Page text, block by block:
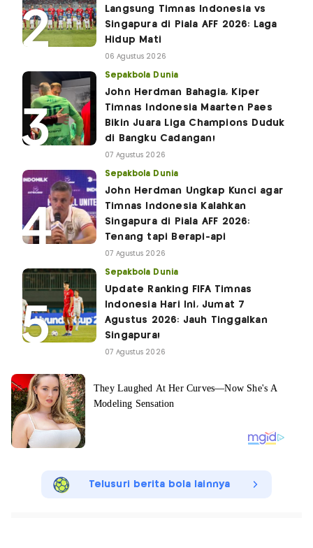
Langsung Timnas Indonesia vs
Singapura di Piala AFF 2026: Laga
Hidup Mati
06 Agustus 2026
Sepakbola Dunia
John Herdman Bahagia, Kiper
Timnas Indonesia Maarten Paes
Bikin Juara Liga Champions Duduk
di Bangku Cadangan!
07 Agustus 2026
Sepakbola Dunia
John Herdman Ungkap Kunci agar
Timnas Indonesia Kalahkan
Singapura di Piala AFF 2026:
Tenang tapi Berapi-api
07 Agustus 2026
Sepakbola Dunia
Update Ranking FIFA Timnas
Indonesia Hari Ini, Jumat 7
Agustus 2026: Jauh Tinggalkan
Singapura!
07 Agustus 2026
Telusuri berita bola lainnya